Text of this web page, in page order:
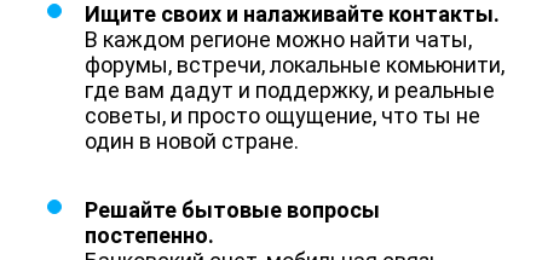
Ищите своих и налаживайте контакты.
В каждом регионе можно найти чаты,
форумы, встречи, локальные комьюнити,
где вам дадут и поддержку, и реальные
советы, и просто ощущение, что ты не
один в новой стране.
Решайте бытовые вопросы
постепенно.